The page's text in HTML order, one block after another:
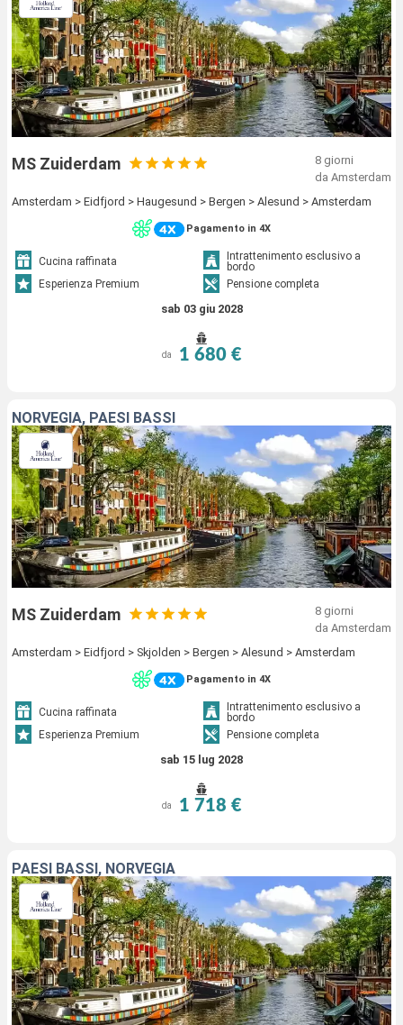
MS Zuiderdam
8 giorni
da Amsterdam
Amsterdam > Eidfjord > Haugesund > Bergen > Alesund > Amsterdam
Pagamento in 4X
Cucina raffinata
Intrattenimento esclusivo a
bordo
Esperienza Premium
Pensione completa
sab 03 giu 2028
da 1 680 €
NORVEGIA, PAESI BASSI
MS Zuiderdam
8 giorni
da Amsterdam
Amsterdam > Eidfjord > Skjolden > Bergen > Alesund > Amsterdam
Pagamento in 4X
Cucina raffinata
Intrattenimento esclusivo a
bordo
Esperienza Premium
Pensione completa
sab 15 lug 2028
da 1 718 €
PAESI BASSI, NORVEGIA